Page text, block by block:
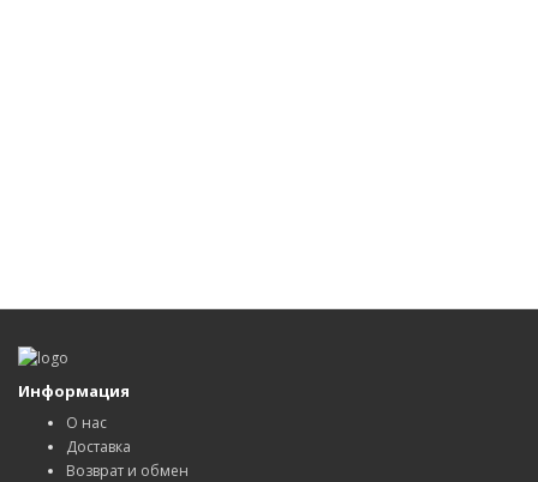
Информация
О нас
Доставка
Возврат и обмен